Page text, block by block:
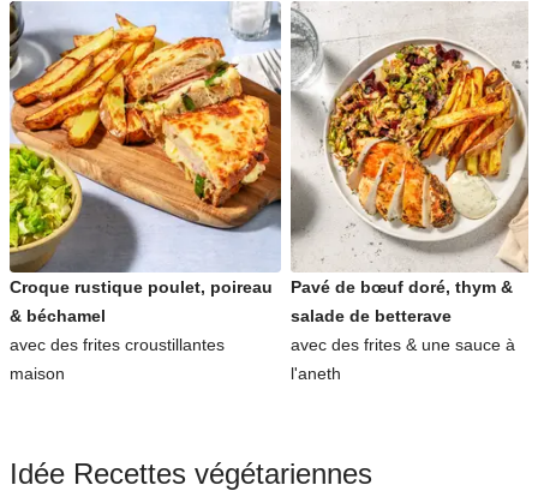
Croque rustique poulet, poireau
& béchamel
avec des frites croustillantes
maison
Pavé de bœuf doré, thym &
salade de betterave
avec des frites & une sauce à
l'aneth
Idée Recettes végétariennes